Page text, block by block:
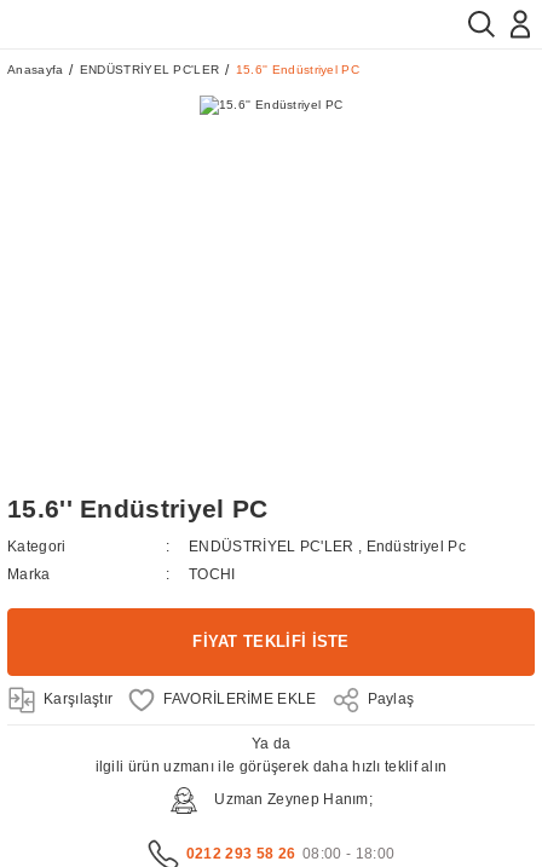
Anasayfa ENDÜSTRİYEL PC'LER 15.6'' Endüstriyel PC
15.6'' Endüstriyel PC
Kategori ENDÜSTRİYEL PC'LER
Endüstriyel Pc
Marka
TOCHI
FİYAT TEKLİFİ İSTE
Karşılaştır Paylaş
Ya da
ilgili ürün uzmanı ile görüşerek daha hızlı teklif alın
Uzman Zeynep Hanım;
0212 293 58 26 08:00 - 18:00